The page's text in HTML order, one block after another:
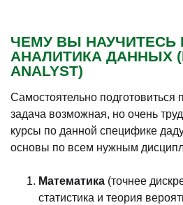
ЧЕМУ ВЫ НАУЧИТЕСЬ
АНАЛИТИКА ДАННЫХ
ANALYST)
Самостоятельно
задача возможная, но очень
курсы по данной специфике
основы по всем нужным
Математика (точнее
статистика и теория